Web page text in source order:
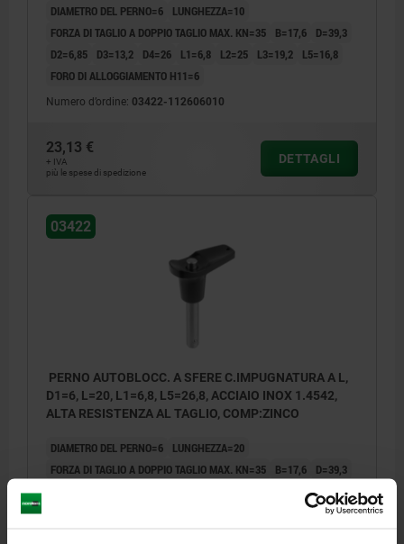
DIAMETRO DEL PERNO=6
LUNGHEZZA=10
FORZA DI TAGLIO A DOPPIO TAGLIO MAX. KN=35
B=17,6
D=39,3
D2=6,85
D3=13,2 D4=26 L1=6,8 L2=25 L3=19,2
L5=16,8
FORO DI ALLOGGIAMENTO H11=6
Numero d’ordine: 03422-112606010
23,13 €
+ IVA
più le spese di spedizione
DETTAGLI
03422
PERNO AUTOBLOCC. A SFERE C.IMPUGNATURA A L,
D1=6, L=20, L1=6,8, L5=26,8, ACCIAIO INOX 1.4542,
ALTA RESISTENZA AL TAGLIO, COMP:ZINCO
DIAMETRO DEL PERNO=6
LUNGHEZZA=20
FORZA DI TAGLIO A DOPPIO TAGLIO MAX. KN=35
B=17,6
D=39,3
L5=26,8